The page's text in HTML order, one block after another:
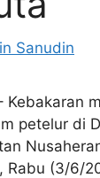
Sanudin
Kebakaran
petelur di
Rabu (3/6/